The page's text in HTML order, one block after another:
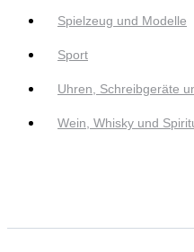
Spielzeug und Modelle
Sport
Uhren, Schreibgeräte
Wein, Whisky und